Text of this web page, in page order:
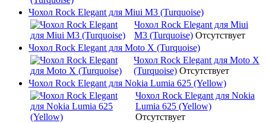
Чохол Rock Elegant для Miui M3 (Turquoise)
Чохол Rock Elegant для Miui
M3 (Turquoise) Отсутствует
Чохол Rock Elegant для Moto X (Turquoise)
Чохол Rock Elegant для Moto X
(Turquoise) Отсутствует
Чохол Rock Elegant для Nokia Lumia 625 (Yellow)
Чохол Rock Elegant для Nokia
Lumia 625 (Yellow)
Отсутствует